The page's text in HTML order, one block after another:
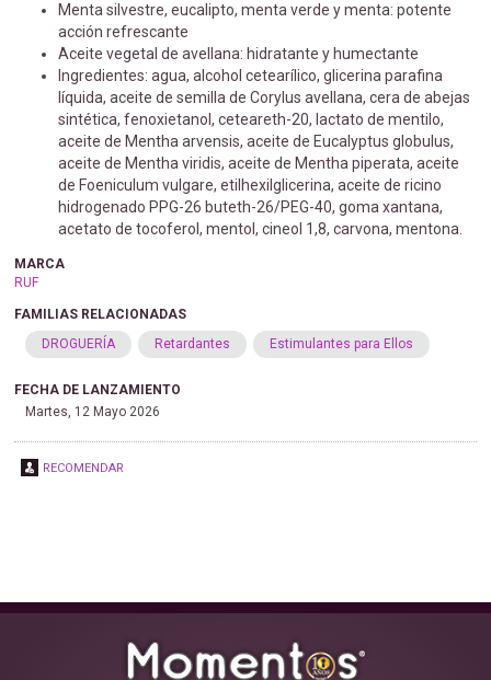
Menta silvestre, eucalipto, menta verde y menta: potente
acción refrescante
Aceite vegetal de avellana: hidratante y humectante
Ingredientes: agua, alcohol cetearílico, glicerina parafina
líquida, aceite de semilla de Corylus avellana, cera de abejas
sintética, fenoxietanol, ceteareth-20, lactato de mentilo,
aceite de Mentha arvensis, aceite de Eucalyptus globulus,
aceite de Mentha viridis, aceite de Mentha piperata, aceite
de Foeniculum vulgare, etilhexilglicerina, aceite de ricino
hidrogenado PPG-26 buteth-26/PEG-40, goma xantana,
acetato de tocoferol, mentol, cineol 1,8, carvona, mentona.
MARCA
RUF
FAMILIAS RELACIONADAS
DROGUERÍA
Retardantes Estimulantes para Ellos
FECHA DE LANZAMIENTO
Martes, 12 Mayo 2026
RECOMENDAR